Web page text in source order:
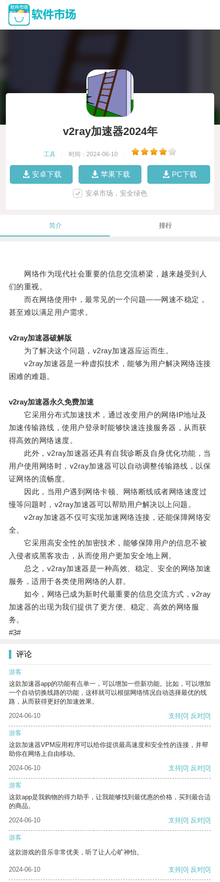
v2ray加速器2024年
工具 时间：2024-06-10
安卓下载 苹果下载 PC下载
安卓市场，安全绿色
简介 排行
网络作为现代社会重要的信息交流桥梁，越来越受到人
们的重视。
而在网络使用中，最常见的一个问题——网速不稳定，
甚至难以满足用户需求。
v2ray加速器破解版
为了解决这个问题，v2ray加速器应运而生。
v2ray加速器是一种虚拟技术，能够为用户解决网络连接
困难的难题。
v2ray加速器永久免费加速
它采用分布式加速技术，通过改变用户的网络IP地址及
加速传输路线，使用户登录时能够快速连接服务器，从而获
得高效的网络速度。
此外，v2ray加速器还具有自我诊断及自身优化功能，当
用户使用网络时，v2ray加速器可以自动调整传输路线，以保
证网络的流畅度。
因此，当用户遇到网络卡顿、网络断线或者网络速度过
慢等问题时，v2ray加速器可以帮助用户解决以上问题。
v2ray加速器不仅可实现加速网络连接，还能保障网络安
全。
它采用高安全性的加密技术，能够保障用户的信息不被
入侵者或黑客攻击，从而使用户更加安全地上网。
总之，v2ray加速器是一种高效、稳定、安全的网络加速
服务，适用于各类使用网络的人群。
如今，网络已成为新时代最重要的信息交流方式，v2ray
加速器的出现为我们提供了更方便、稳定、高效的网络服
务。
#3#
评论
游客
这款加速器app的功能有点单一，可以增加一些新功能。比如，可以增加
一个自动切换线路的功能，这样就可以根据网络情况自动选择最优的线
路，从而获得更好的加速效果。
2024-06-10
支持[0] 反对[0]
游客
这款加速器VPM应用程序可以给你提供最高速度和安全性的连接，并帮
助你在网络上自由移动。
2024-06-10
支持[0] 反对[0]
游客
这款app是我购物的得力助手，让我能够找到最优惠的价格，买到最合适
的商品。
2024-06-10
支持[0] 反对[0]
游客
这款游戏的音乐非常优美，听了让人心旷神怡。
2024-06-10 支持[0] 反对[0]